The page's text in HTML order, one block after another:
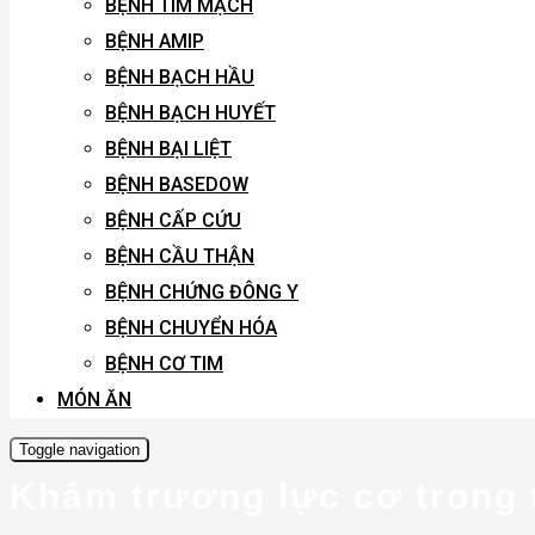
BỆNH TIM MẠCH
BỆNH AMIP
BỆNH BẠCH HẦU
BỆNH BẠCH HUYẾT
BỆNH BẠI LIỆT
BỆNH BASEDOW
BỆNH CẤP CỨU
BỆNH CẦU THẬN
BỆNH CHỨNG ĐÔNG Y
BỆNH CHUYỂN HÓA
BỆNH CƠ TIM
MÓN ĂN
Toggle navigation